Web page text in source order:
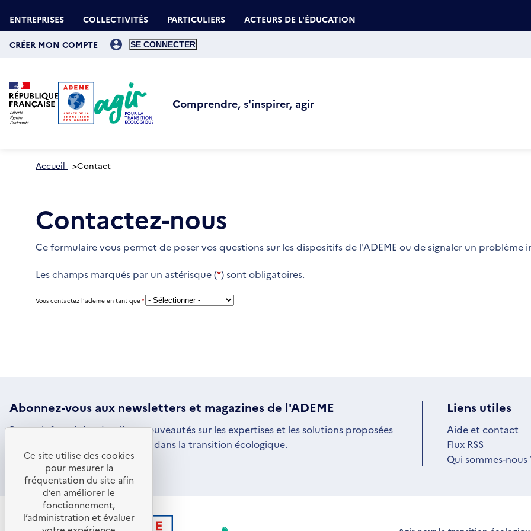
au
contenu
principal
ENTREPRISES COLLECTIVITÉS PARTICULIERS ACTEURS DE L'ÉDUCATION
compte
CRÉER MON COMPTE
Comprendre, s'inspirer, agir
Accueil >Contact
Contactez-nous
Ce formulaire vous permet de poser vos questions sur les dispositifs de l'ADEME ou de signaler un problème
Les champs marqués par un astérisque (*) sont obligatoires.
Vous contactez l’ademe en tant que*
Abonnez-vous aux newsletterset magazines de l'ADEME
Restez informé des dernières nouveautés sur les expertises et les solutions proposées
par l'ADEME pour vous engager dans la transition écologique.
S'ABONNER
S'OUVRE
DANS
UNE
NOUVELLE
FENÊTRE
Liens utiles
Aide et contact
Flux RSS
Qui sommes-nous
Ce site utilise des cookies
pour mesurer la
fréquentation du site afin
d’en améliorer le
fonctionnement,
l’administration et évaluer